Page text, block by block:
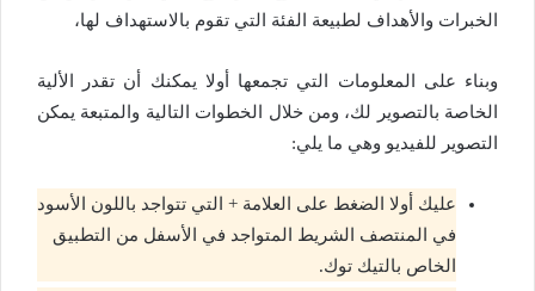
الخبرات والأهداف لطبيعة الفئة التي تقوم بالاستهداف لها،
وبناء على المعلومات التي تجمعها أولا يمكنك أن تقدر الألية
الخاصة بالتصوير لك، ومن خلال الخطوات التالية والمتبعة يمكن
التصوير للفيديو وهي ما يلي:
عليك أولا الضغط على العلامة + التي تتواجد باللون الأسود
في المنتصف الشريط المتواجد في الأسفل من التطبيق
الخاص بالتيك توك.